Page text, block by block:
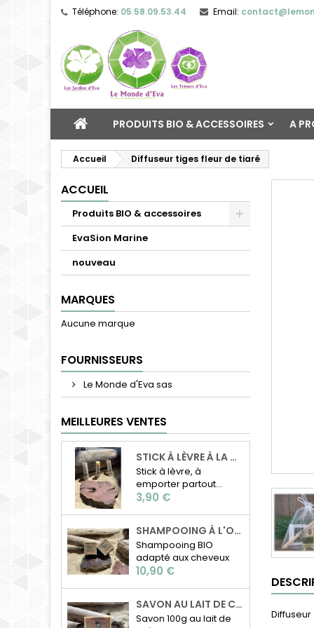
Téléphone: 05.58.09.53.44 Email:
PRODUITS BIO & ACCESSOIRES A
Accueil Diffuseur tiges fleur de tiaré
ACCUEIL
Produits BIO & accessoires
EvaSion Marine
nouveau
MARQUES
Aucune marque
FOURNISSEURS
Le Monde d'Eva sas
MEILLEURES VENTES
STICK À LÈVRE À LA CIRE D'ABEILLE
Stick à lèvre, à
emporter partout...
Prix
3,90 €
SHAMPOOING À L'ORTIE BIO
Shampooing BIO
adapté aux cheveux
normaux à gras
coco, huile de ricin,
poudre d'ortie, huiles
Prix
10,90 €
SAVON AU LAIT DE CHÈVRE
Savon 100g au lait de
Diffuseur